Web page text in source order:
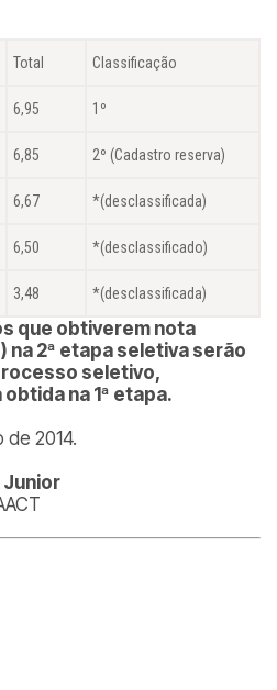
Total Classificação
6,95 1º
6,85 2º (Cadastro reserva)
6,67 *(desclassificada)
6,50 *(desclassificado)
3,48 *(desclassificada)
que obtiverem nota
2ª etapa seletiva serão
seletivo,
na 1ª etapa.
de 2014.
Junior